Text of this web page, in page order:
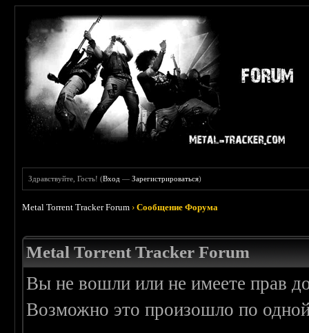
Здравствуйте, Гость! (Вход —Зарегистрироваться)
Metal Torrent Tracker Forum ›Сообщение Форума
Metal Torrent Tracker Forum
Вы не вошли или не имеете прав
Возможно это произошло по